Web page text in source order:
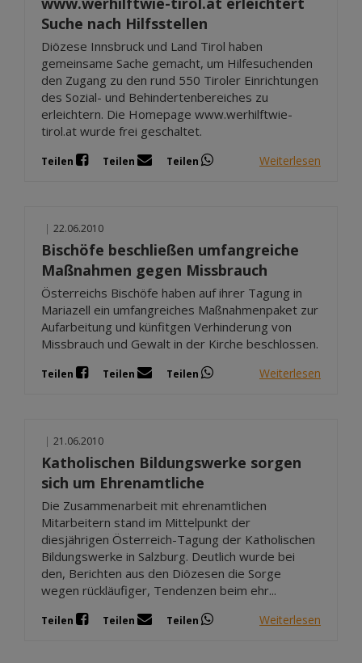
Suche nach Hilfsstellen
Diözese Innsbruck und Land Tirol haben
gemeinsame Sache gemacht, um Hilfesuchenden
den Zugang zu den rund 550 Tiroler Einrichtungen
des Sozial- und Behindertenbereiches zu
erleichtern. Die Homepage www.werhilftwie-
tirol.at wurde frei geschaltet.
Teilen Teilen Teilen Weiterlesen
| 22.06.2010
Bischöfe beschließen umfangreiche
Maßnahmen gegen Missbrauch
Österreichs Bischöfe haben auf ihrer Tagung in
Mariazell ein umfangreiches Maßnahmenpaket zur
Aufarbeitung und künfitgen Verhinderung von
Missbrauch und Gewalt in der Kirche beschlossen.
Teilen Teilen Teilen Weiterlesen
| 21.06.2010
Katholischen Bildungswerke sorgen
sich um Ehrenamtliche
Die Zusammenarbeit mit ehrenamtlichen
Mitarbeitern stand im Mittelpunkt der
diesjährigen Österreich-Tagung der Katholischen
Bildungswerke in Salzburg. Deutlich wurde bei
den, Berichten aus den Diözesen die Sorge
wegen rückläufiger, Tendenzen beim ehr...
Teilen Teilen Teilen Weiterlesen